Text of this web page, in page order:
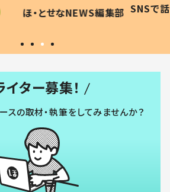
ほ・とせなNEWS編集部
い」
イター募集！
スの取材・執筆をしてみませんか？